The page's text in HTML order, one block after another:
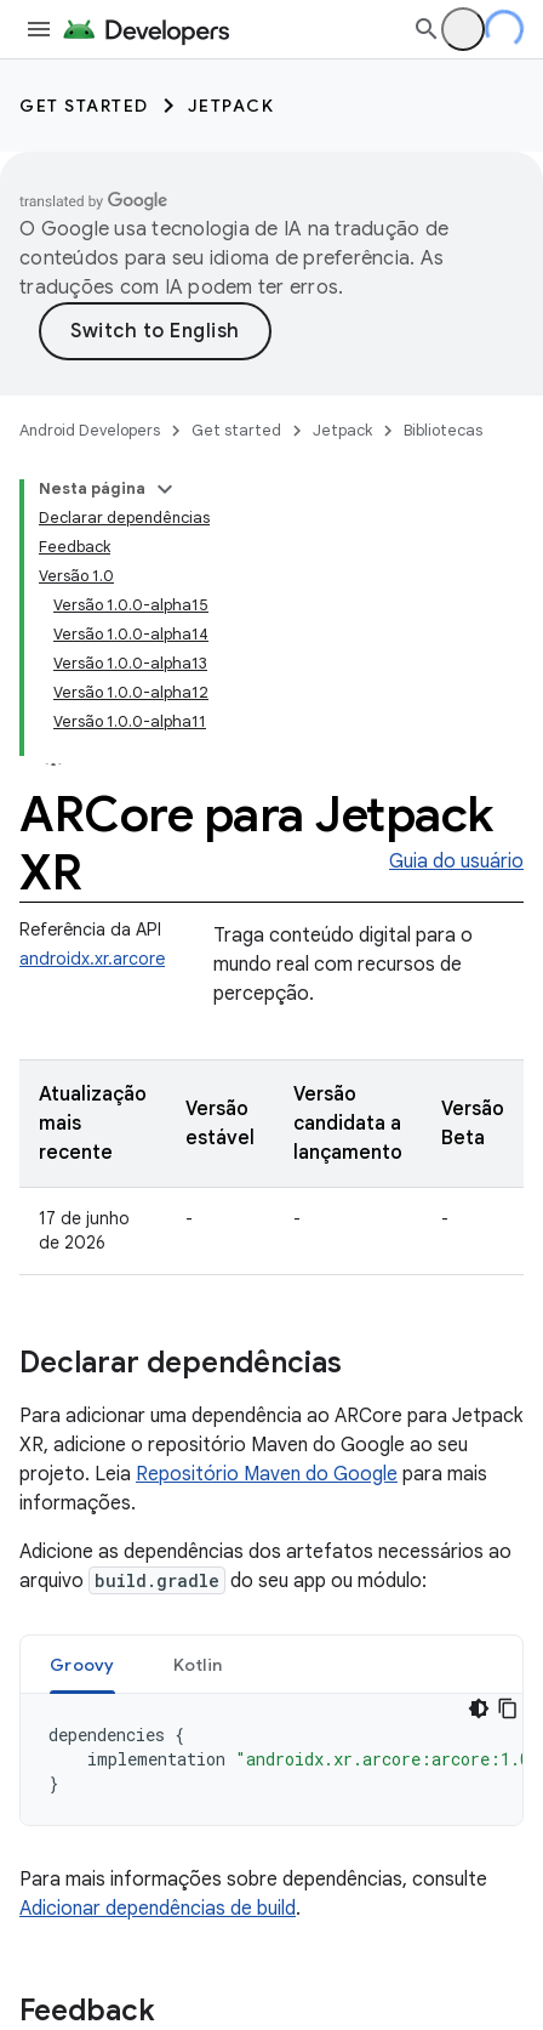
GET STARTED JETPACK
O Google usa tecnologia de IA na tradução de
conteúdos para seu idioma de preferência. As
traduções com IA podem ter erros.
Android Developers Get started Jetpack Bibliotecas
Nesta página
Declarar dependências
Feedback
Versão 1.0
Versão 1.0.0-alpha15
Versão 1.0.0-alpha14
Versão 1.0.0-alpha13
Versão 1.0.0-alpha12
Versão 1.0.0-alpha11
ARCore para Jetpack
XR
Guia do usuário
Referência da API
androidx.xr.arcore
Traga conteúdo digital para o
mundo real com recursos de
percepção.
Atualização
mais
recente
Versão
estável
Versão
candidata a
lançamento
Versão
Beta
17 de junho
de 2026
- - -
Declarar dependências
Para adicionar uma dependência ao ARCore para Jetpack
XR, adicione o repositório Maven do Google ao seu
projeto. Leia Repositório Maven do Google para mais
informações.
Adicione as dependências dos artefatos necessários ao
arquivo build.gradle do seu app ou módulo:
Groovy Kotlin
dependencies {
implementation
}
Para mais informações sobre dependências, consulte
Adicionar dependências de build.
Feedback